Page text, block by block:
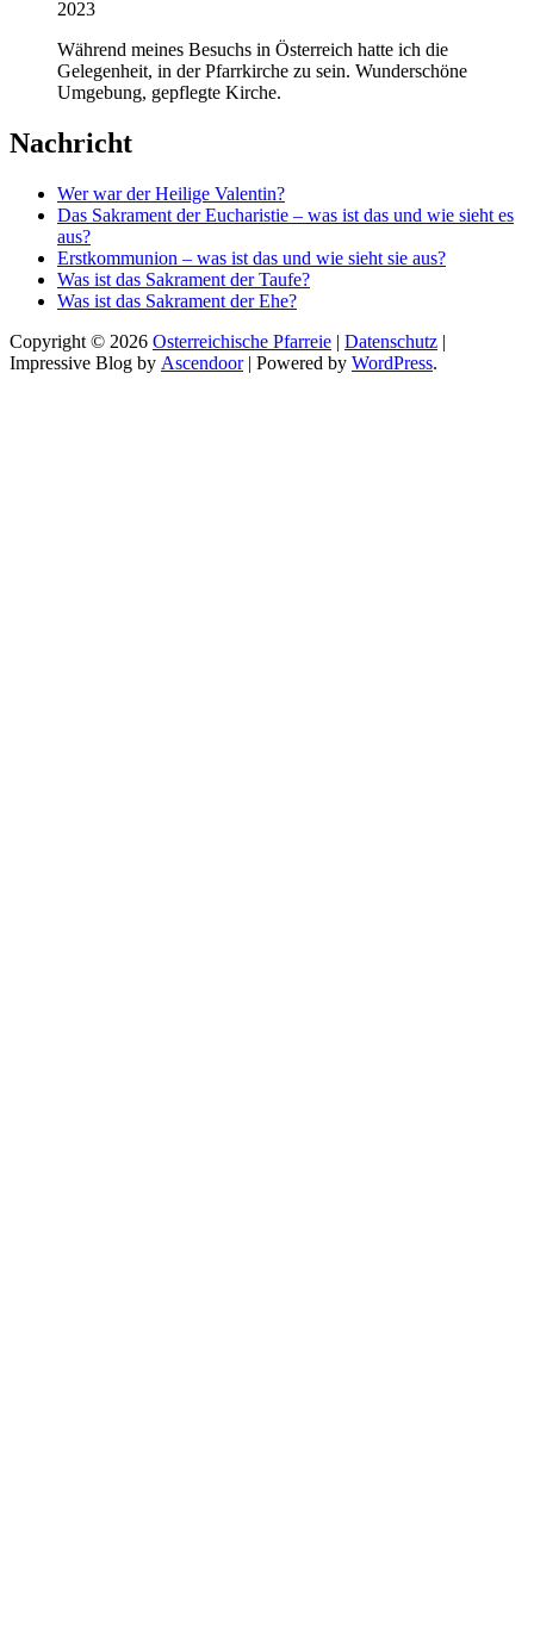
2023
Während meines Besuchs in Österreich hatte ich die
Gelegenheit, in der Pfarrkirche zu sein. Wunderschöne
Umgebung, gepflegte Kirche.
Nachricht
Wer war der Heilige Valentin?
Das Sakrament der Eucharistie – was ist das und wie sieht es
aus?
Erstkommunion – was ist das und wie sieht sie aus?
Was ist das Sakrament der Taufe?
Was ist das Sakrament der Ehe?
Copyright © 2026 Osterreichische Pfarreie | Datenschutz |
Impressive Blog by Ascendoor| Powered by WordPress.